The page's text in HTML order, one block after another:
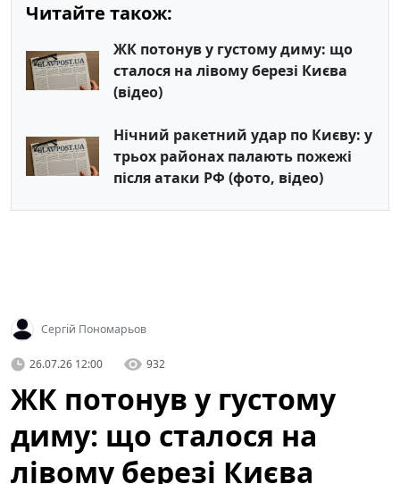
Читайте також:
ЖК потонув у густому диму: що
сталося на лівому березі Києва
(відео)
Нічний ракетний удар по Києву: у
трьох районах палають пожежі
після атаки РФ (фото, відео)
Сергій Пономарьов
26.07.26 12:00 932
ЖК потонув у густому
диму: що сталося на
лівому березі Києва